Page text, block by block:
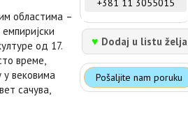
областима –
од 17.
време,
у вековима
сачува,
+381 11 3055015
♥ Dodaj u listu želja
Pošaljite nam poruku